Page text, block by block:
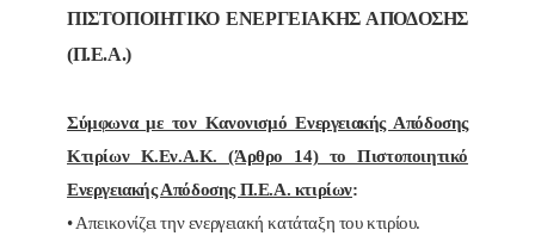
ΠΙΣΤΟΠΟΙΗΤΙΚΟ ΕΝΕΡΓΕΙΑΚΗΣ ΑΠΟΔΟΣΗΣ
(Π.Ε.Α.)
Σύμφωνα με τον Κανονισμό Ενεργειακής Απόδοσης
Κτιρίων Κ.Εν.Α.Κ. (Άρθρο 14) το Πιστοποιητικό
Ενεργειακής Απόδοσης Π.Ε.Α. κτιρίων:
• Απεικονίζει την ενεργειακή κατάταξη του κτιρίου.